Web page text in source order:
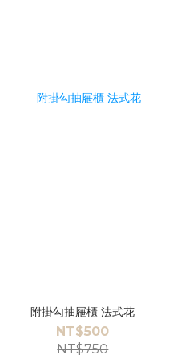
附掛勾抽屜櫃 法式花
NT$500
NT$750